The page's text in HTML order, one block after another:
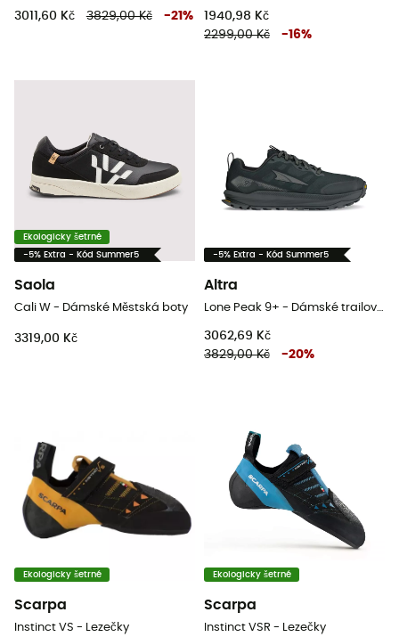
3011,60 Kč 3829,00 Kč -21 %
1940,98 Kč
2299,00 Kč
-16%
Ekologicky šetrné
-5% Extra - Kód Summer5
Saola
Cali W - Dámské Městská boty
3319,00 Kč
-5% Extra - Kód Summer5
Altra
Lone Peak 9+ - Dámské trailové běžecké boty
3062,69 Kč
3829,00 Kč
-20%
Ekologicky šetrné
Scarpa
Instinct VS - Lezečky
Ekologicky šetrné
Scarpa
Instinct VSR - Lezečky